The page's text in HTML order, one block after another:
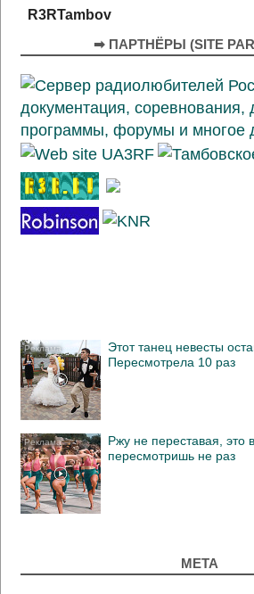
R3RTambov
➡ ПАРТНЁРЫ (SITE
Этот танец невесты
Пересмотрела 10 раз
Ржу не переставая, это
пересмотришь не раз
МЕТА